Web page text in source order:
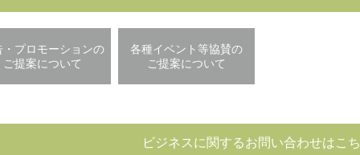
・プロモーションの
ご提案について
各種イベント等協賛の
ご提案について
ビジネスに関するお問い合わせはこ